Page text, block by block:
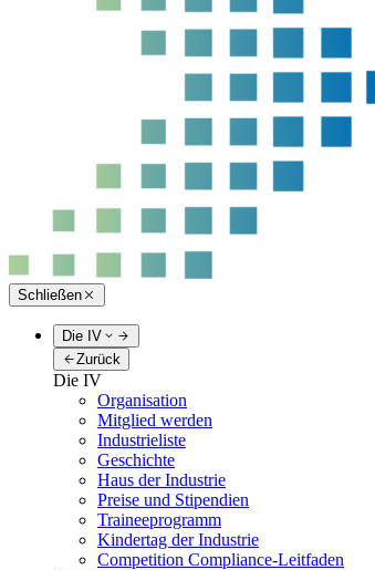
Schließen
Die IV
Zurück
Die IV
Organisation
Mitglied werden
Industrieliste
Geschichte
Haus der Industrie
Preise und Stipendien
Traineeprogramm
Kindertag der Industrie
Competition Compliance-Leitfaden